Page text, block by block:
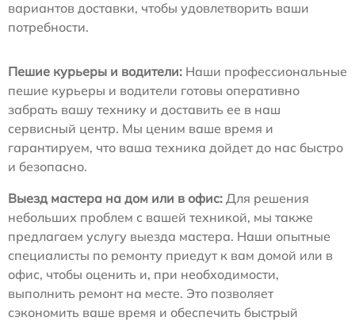
вариантов доставки, чтобы удовлетворить ваши
потребности.
Пешие курьеры и водители: Наши профессиональные
пешие курьеры и водители готовы оперативно
забрать вашу технику и доставить ее в наш
сервисный центр. Мы ценим ваше время и
гарантируем, что ваша техника дойдет до нас быстро
и безопасно.
Выезд мастера на дом или в офис: Для решения
небольших проблем с вашей техникой, мы также
предлагаем услугу выезда мастера. Наши опытные
специалисты по ремонту приедут к вам домой или в
офис, чтобы оценить и, при необходимости,
выполнить ремонт на месте. Это позволяет
сэкономить ваше время и обеспечить быстрый